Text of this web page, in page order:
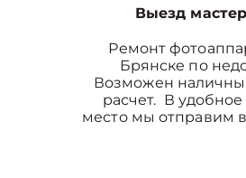
Выезд
Ремонт
Брянске по
Возможен
расчет. В
место мы отправим